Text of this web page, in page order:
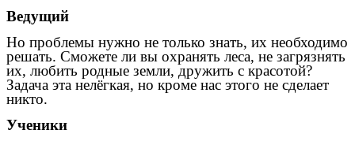
Ведущий
Но проблемы нужно не только знать, их необходимо
решать. Сможете ли вы охранять леса, не загрязнять
их, любить родные земли, дружить с красотой?
Задача эта нелёгкая, но кроме нас этого не сделает
никто.
Ученики